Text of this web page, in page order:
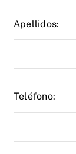
Apellidos:
Teléfono: